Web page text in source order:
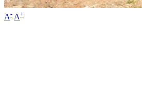
A- A+